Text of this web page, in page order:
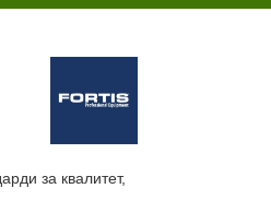
за квалитет,